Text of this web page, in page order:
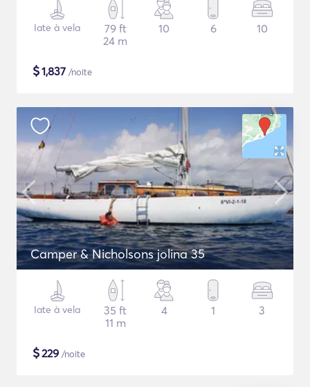
Iate à vela
79 ft
24 m
10 6 10
$1,837 /noite
Camper & Nicholsons jolina 35
Iate à vela
35 ft
11 m
4 1 3
$229 /noite